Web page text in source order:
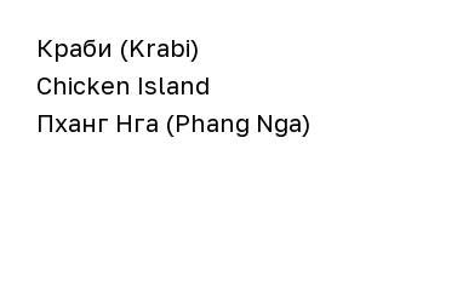
Краби (Krabi)
Chicken Island
Пханг Нга (Phang Nga)